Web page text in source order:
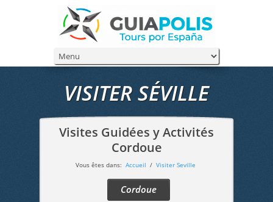
VISITER SÉVILLE
Visites Guidées y Activités
Cordoue
Vous êtes dans: Accueil / Visiter Seville
Cordoue